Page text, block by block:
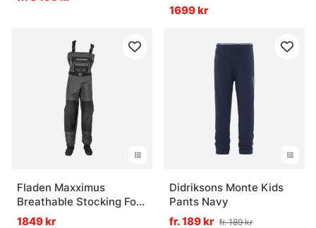
1699 kr
Fladen Maxximus
Breathable Stocking Foot
Waders
1849 kr
Didriksons Monte Kids
Pants Navy
fr. 189 kr fr. 189 kr